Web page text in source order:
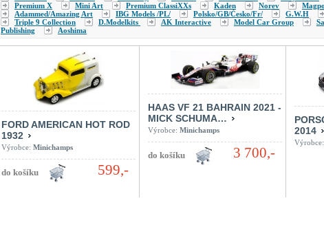
Premium X
Mini Art Premium ClassiXXs Kaden Norev
Adammed/Amazing Art
IBG Models /PL/ Polsko/GB/Česko/Fr/ G.W.H
Triple 9 Collection
D.Modelkits AK Interactive Model Car Group
Publishing
Aoshima
FORD AMERICAN HOT ROD
1932
Výrobce: Minichamps
599,-
HAAS VF 21 BAHRAIN 2021 -
MICK SCHUMA…
Výrobce: Minichamps
3 700,-
2014
Výrobce: